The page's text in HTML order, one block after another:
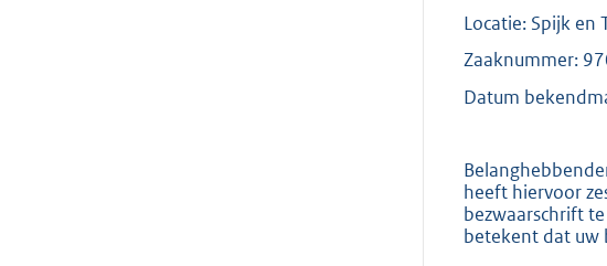
Locatie: Spijk en
Zaaknummer:
Datum
heeft hiervoor
bezwaarschrift
betekent dat uw